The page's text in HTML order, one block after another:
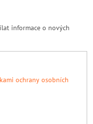
informace o nových
ochrany osobních